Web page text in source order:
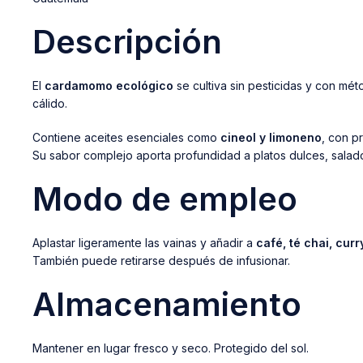
Descripción
El cardamomo ecológico se cultiva sin pesticidas y con
cálido.
Contiene aceites esenciales como cineol y limoneno , con
Su sabor complejo aporta profundidad a platos dulces,
Modo de empleo
Aplastar ligeramente las vainas y añadir a café, té chai,
También puede retirarse después de infusionar.
Almacenamiento
Mantener en lugar fresco y seco. Protegido del sol.